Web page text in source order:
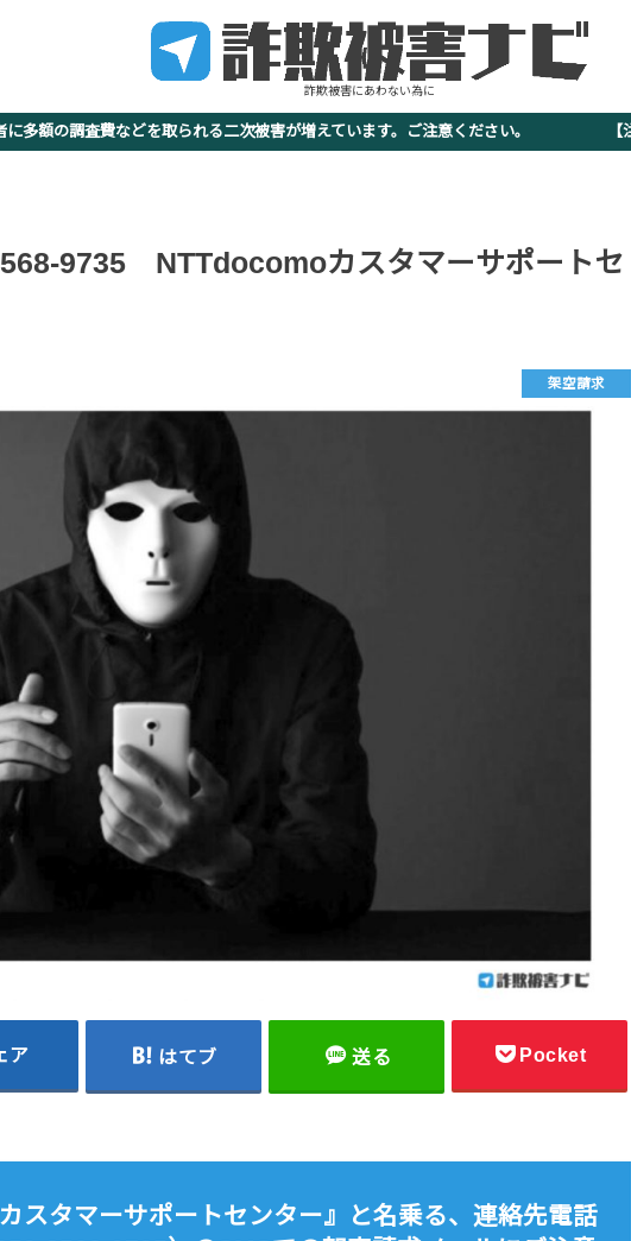
詐欺被害にあわない為に
に多額の調査費などを取られる二次被害が増えています。ご注意ください。 【注
9735 NTTdocomoカスタマーサポートセ
架空請求
ア はてブ 送る Pocket
スタマーサポートセンター』と名乗る、連絡先電話